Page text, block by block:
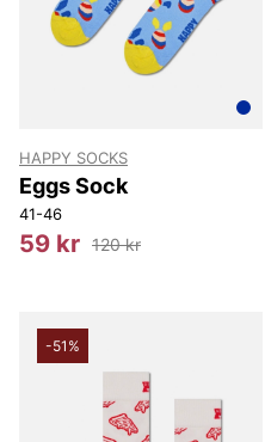
HAPPY SOCKS
Eggs Sock
41-46
59 kr 120 kr
-51%